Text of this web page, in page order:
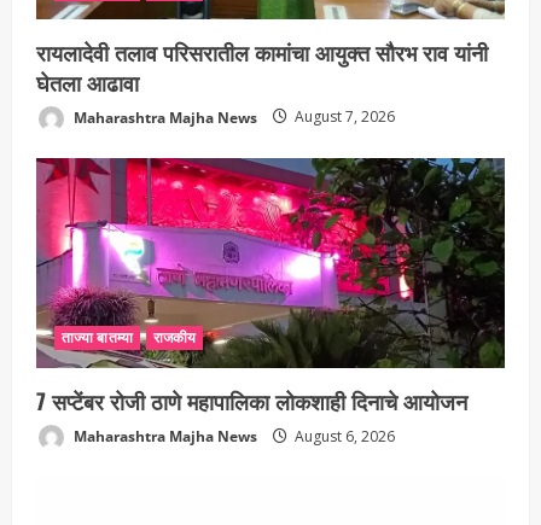
रायलादेवी तलाव परिसरातील कामांचा आयुक्त सौरभ राव यांनी
घेतला आढावा
Maharashtra Majha News August 7, 2026
ताज्या बातम्या राजकीय
7 सप्टेंबर रोजी ठाणे महापालिका लोकशाही दिनाचे आयोजन
Maharashtra Majha News August 6, 2026